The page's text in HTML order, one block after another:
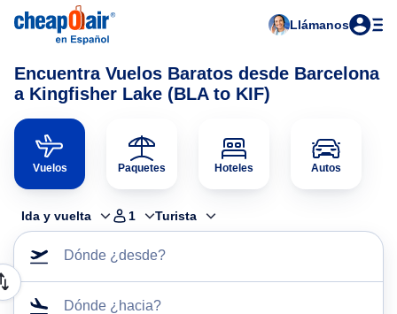
Llámanos
Encuentra Vuelos Baratos desde Barcelona
a Kingfisher Lake (BLA to KIF)
Vuelos Paquetes Hoteles Autos
Ida y vuelta 1 Turista
Dónde ¿desde?
Dónde ¿hacia?